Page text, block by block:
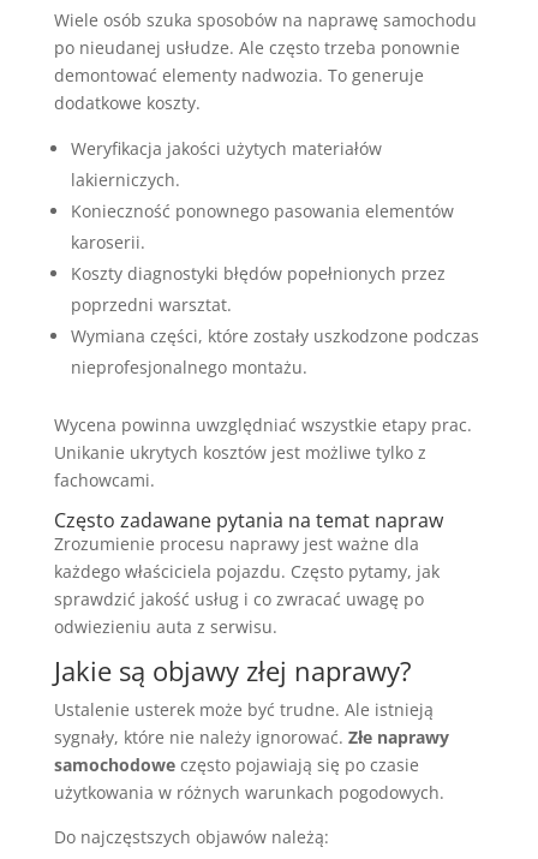
Wiele osób szuka sposobów na naprawę samochodu
po nieudanej usłudze. Ale często trzeba ponownie
demontować elementy nadwozia. To generuje
dodatkowe koszty.
Weryfikacja jakości użytych materiałów
lakierniczych.
Konieczność ponownego pasowania elementów
karoserii.
Koszty diagnostyki błędów popełnionych przez
poprzedni warsztat.
Wymiana części, które zostały uszkodzone podczas
nieprofesjonalnego montażu.
Wycena powinna uwzględniać wszystkie etapy prac.
Unikanie ukrytych kosztów jest możliwe tylko z
fachowcami.
Często zadawane pytania na temat napraw
Zrozumienie procesu naprawy jest ważne dla
każdego właściciela pojazdu. Często pytamy, jak
sprawdzić jakość usług i co zwracać uwagę po
odwiezieniu auta z serwisu.
Jakie są objawy złej naprawy?
Ustalenie usterek może być trudne. Ale istnieją
sygnały, które nie należy ignorować. Złe naprawy
samochodoweczęsto pojawiają się po czasie
użytkowania w różnych warunkach pogodowych.
Do najczęstszych objawów należą: